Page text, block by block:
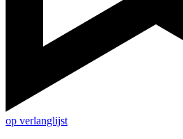
op verlanglijst